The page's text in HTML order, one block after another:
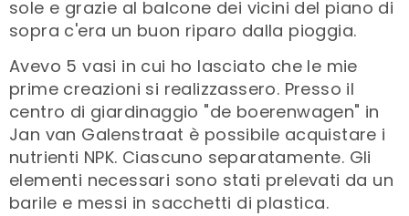
sole e grazie al balcone dei vicini del piano di
sopra c'era un buon riparo dalla pioggia.
Avevo 5 vasi in cui ho lasciato che le mie
prime creazioni si realizzassero. Presso il
centro di giardinaggio "de boerenwagen" in
Jan van Galenstraat è possibile acquistare i
nutrienti NPK. Ciascuno separatamente. Gli
elementi necessari sono stati prelevati da un
barile e messi in sacchetti di plastica.